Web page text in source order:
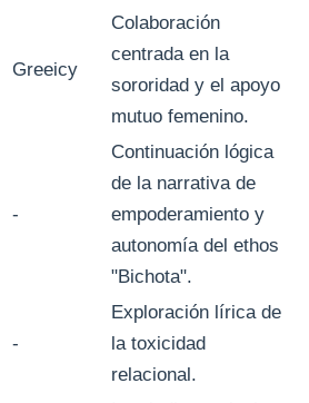
Greeicy
Colaboración
centrada en la
sororidad y el apoyo
mutuo femenino.
-
Continuación lógica
de la narrativa de
empoderamiento y
autonomía del ethos
"Bichota".
-
Exploración lírica de
la toxicidad
relacional.